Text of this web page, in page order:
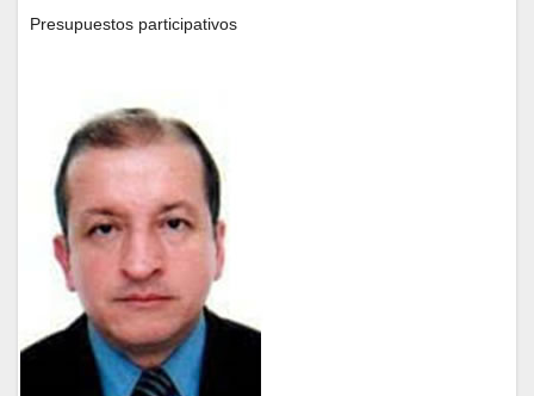
Presupuestos participativos